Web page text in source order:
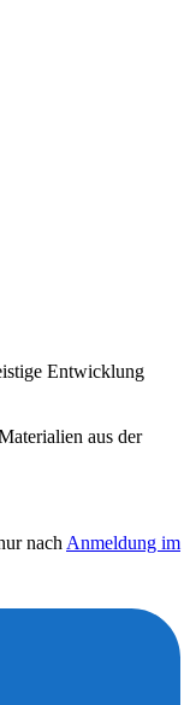
Entwicklung
aus der
nach Anmeldung im